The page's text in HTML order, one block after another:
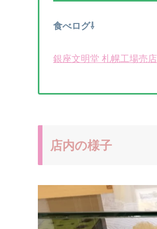
食べログ⇩
銀座文明堂 札幌工場売店
店内の様子